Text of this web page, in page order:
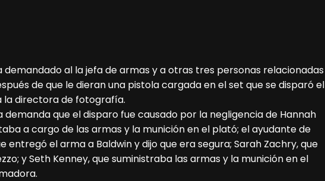
demandado al la jefa de armas y a otras tres personas relacionadas
de que le dieran una pistola cargada en el set que se disparó el
la directora de fotografía.
demanda que el disparo fue causado por la negligencia de Hannah
a cargo de las armas y la munición en el plató; el ayudante de
entregó el arma a Baldwin y dijo que era segura; Sarah Zachry, que
y Seth Kenney, que suministraba las armas y la munición en el